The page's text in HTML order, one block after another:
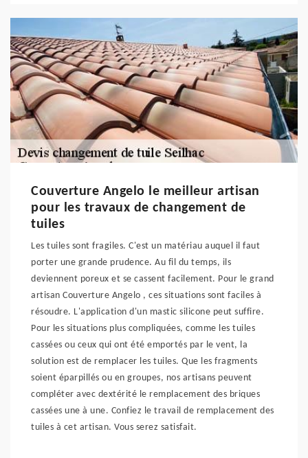
Couverture Angelo le meilleur artisan
pour les travaux de changement de
tuiles
Les tuiles sont fragiles. C'est un matériau auquel il faut
porter une grande prudence. Au fil du temps, ils
deviennent poreux et se cassent facilement. Pour le grand
artisan Couverture Angelo , ces situations sont faciles à
résoudre. L'application d'un mastic silicone peut suffire.
Pour les situations plus compliquées, comme les tuiles
cassées ou ceux qui ont été emportés par le vent, la
solution est de remplacer les tuiles. Que les fragments
soient éparpillés ou en groupes, nos artisans peuvent
compléter avec dextérité le remplacement des briques
cassées une à une. Confiez le travail de remplacement des
tuiles à cet artisan. Vous serez satisfait.